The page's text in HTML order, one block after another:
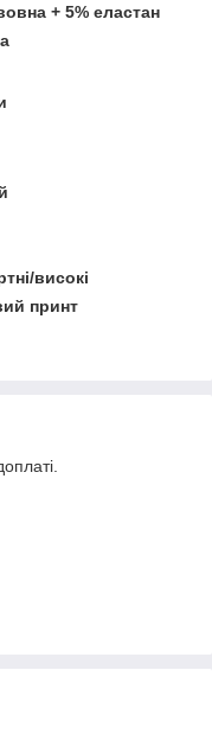
+ 5% еластан
високі
принт